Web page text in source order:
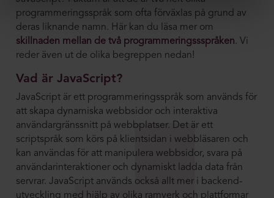
programmeringsspråk som ofta förväxlas på grund av
deras liknande namn. Här kan du läsa mer om
skillnaden mellan de två programmeringssspråken. Vi
reder även ut de olika begreppen nedan!
Vad är JavaScript?
JavaScript är ett programmeringsspråk som används för
att skapa dynamiska webbsidor och interaktiva
användargränssnitt på webbplatser. Det är ett
scriptspråk som körs på klientsidan i webbläsaren och
kan användas för att manipulera webbsidor, svara på
användarinteraktioner och dynamiskt ladda data från
servrar. JavaScript används också allt mer i backend-
utveckling med hjälp av olika ramverk och plattformar